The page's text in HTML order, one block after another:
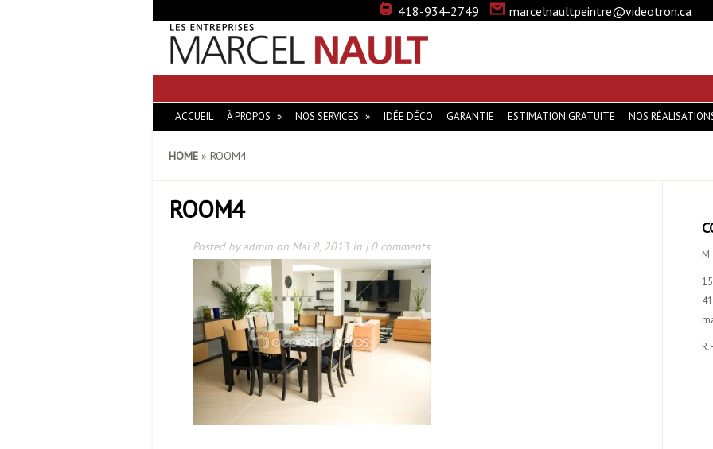
418-934-2749 marcelnaultpeintre@videotron.ca
ACCUEIL À PROPOS NOS SERVICES IDÉE DÉCO GARANTIE ESTIMATION GRATUITE NOS
HOME » ROOM4
ROOM4
Posted byadmin on Mai 8, 2013 in |0 comments